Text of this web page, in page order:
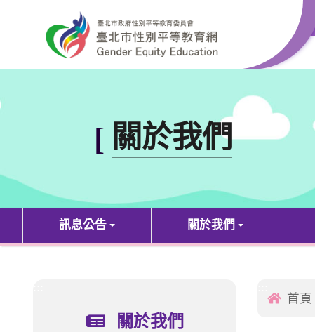
[ 關於我們
訊息公告 關於我們
關於我們
首頁